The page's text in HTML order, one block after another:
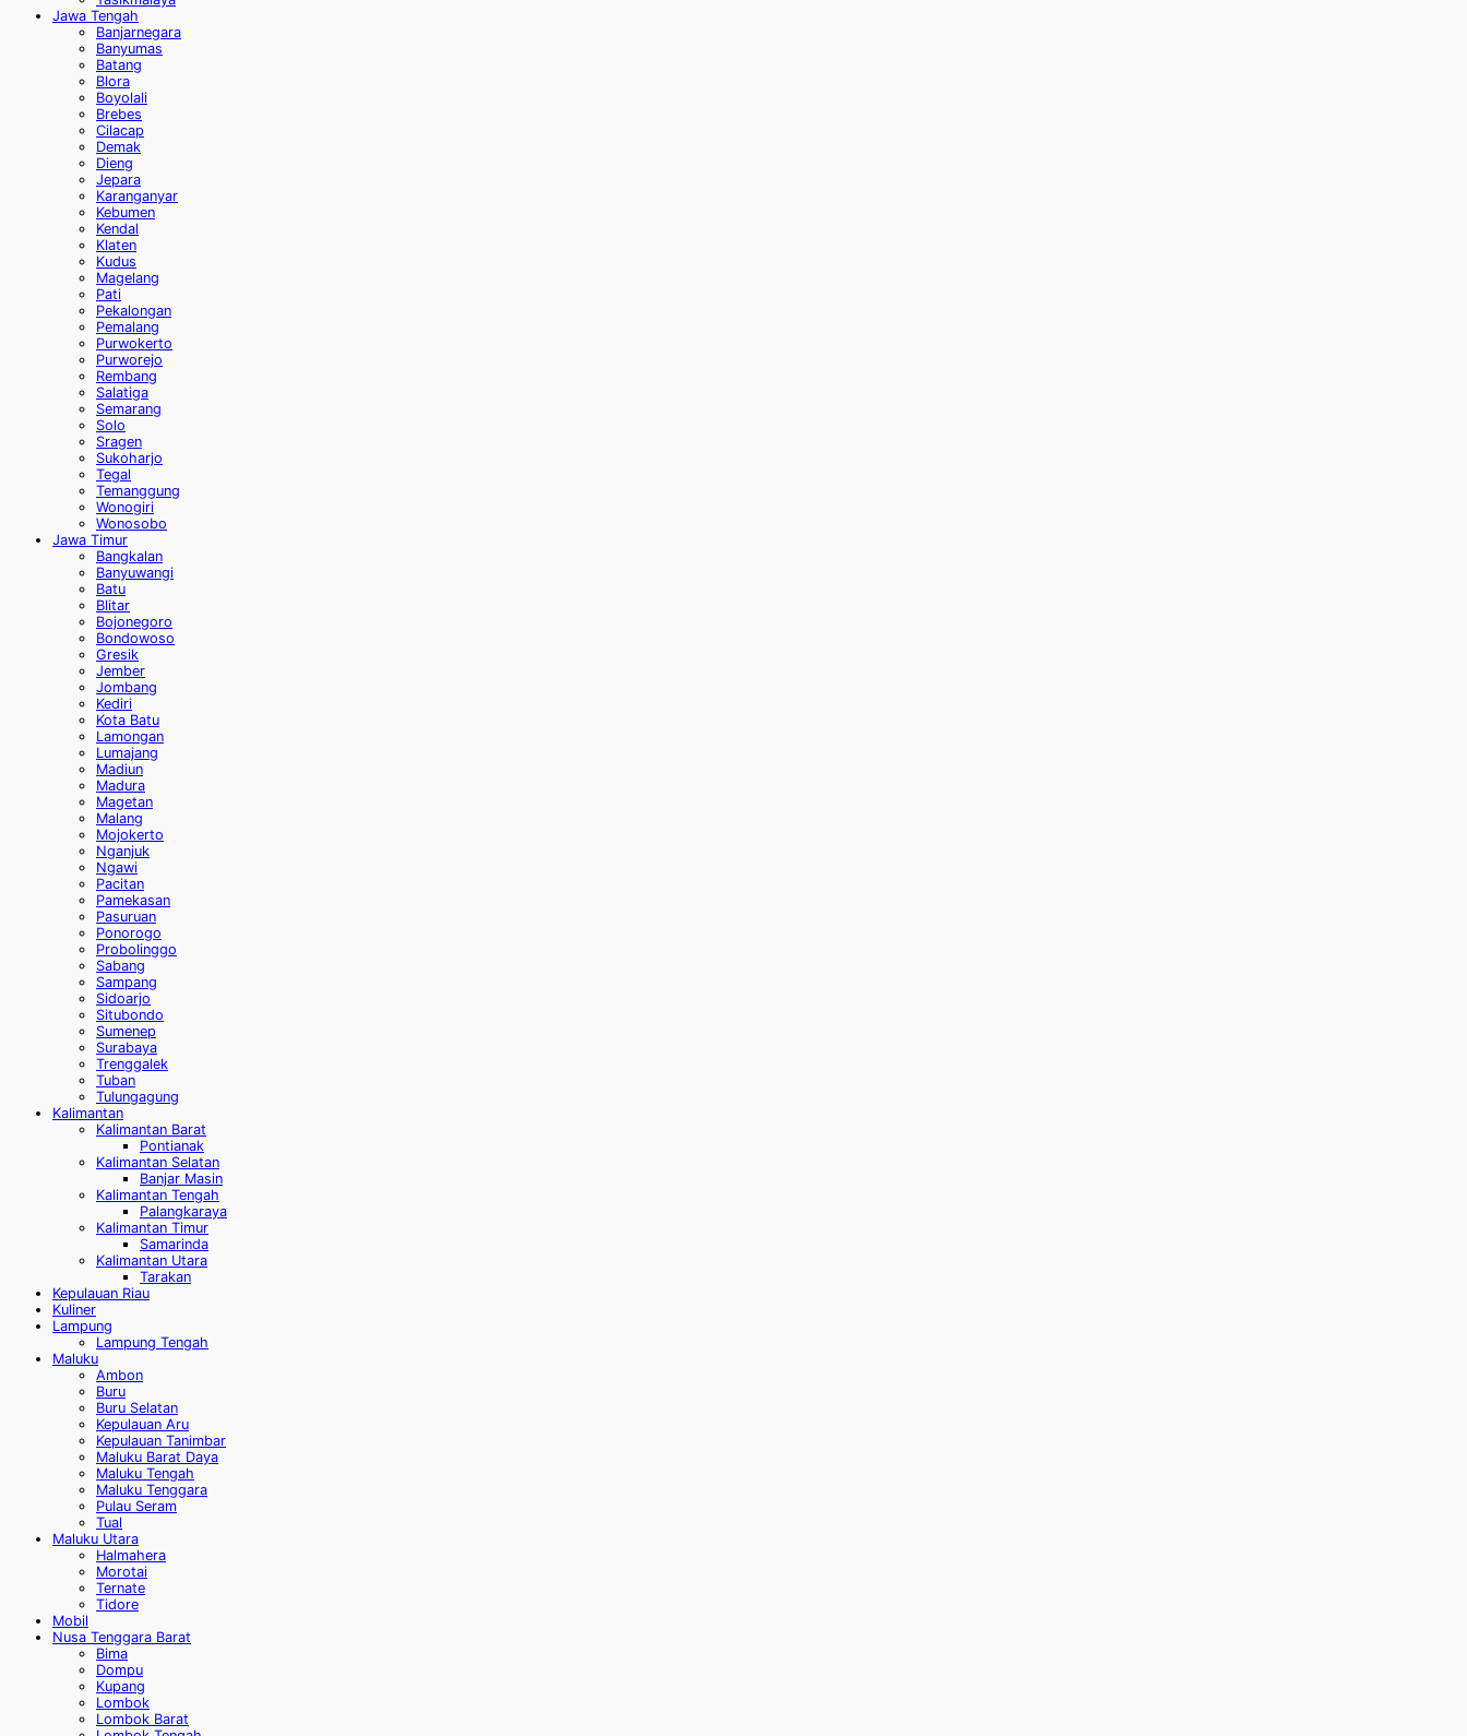
Jawa Tengah
Banjarnegara
Banyumas
Batang
Blora
Boyolali
Brebes
Cilacap
Demak
Dieng
Jepara
Karanganyar
Kebumen
Kendal
Klaten
Kudus
Magelang
Pati
Pekalongan
Pemalang
Purwokerto
Purworejo
Rembang
Salatiga
Semarang
Solo
Sragen
Sukoharjo
Tegal
Temanggung
Wonogiri
Wonosobo
Jawa Timur
Bangkalan
Banyuwangi
Batu
Blitar
Bojonegoro
Bondowoso
Gresik
Jember
Jombang
Kediri
Kota Batu
Lamongan
Lumajang
Madiun
Madura
Magetan
Malang
Mojokerto
Nganjuk
Ngawi
Pacitan
Pamekasan
Pasuruan
Ponorogo
Probolinggo
Sabang
Sampang
Sidoarjo
Situbondo
Sumenep
Surabaya
Trenggalek
Tuban
Tulungagung
Kalimantan
Kalimantan Barat
Pontianak
Kalimantan Selatan
Banjar Masin
Kalimantan Tengah
Palangkaraya
Kalimantan Timur
Samarinda
Kalimantan Utara
Tarakan
Kepulauan Riau
Kuliner
Lampung
Lampung Tengah
Maluku
Ambon
Buru
Buru Selatan
Kepulauan Aru
Kepulauan Tanimbar
Maluku Barat Daya
Maluku Tengah
Maluku Tenggara
Pulau Seram
Tual
Maluku Utara
Halmahera
Morotai
Ternate
Tidore
Mobil
Nusa Tenggara Barat
Bima
Dompu
Kupang
Lombok
Lombok Barat